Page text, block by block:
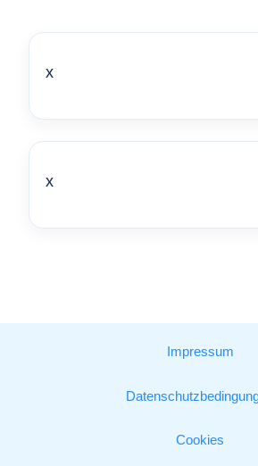
x
x
Impressum
Cookies